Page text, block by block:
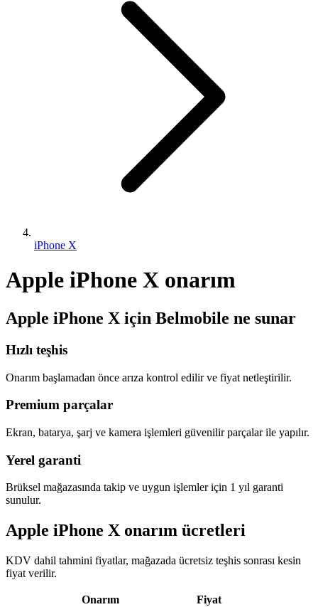
iPhone X
Apple iPhone X onarım
Apple iPhone X için Belmobile ne sunar
Hızlı teşhis
Onarım başlamadan önce arıza kontrol edilir ve fiyat netleştirilir.
Premium parçalar
Ekran, batarya, şarj ve kamera işlemleri güvenilir parçalar ile yapılır.
Yerel garanti
Brüksel mağazasında takip ve uygun işlemler için 1 yıl garanti
sunulur.
Apple iPhone X onarım ücretleri
KDV dahil tahmini fiyatlar, mağazada ücretsiz teşhis sonrası kesin
fiyat verilir.
Onarım
Fiyat